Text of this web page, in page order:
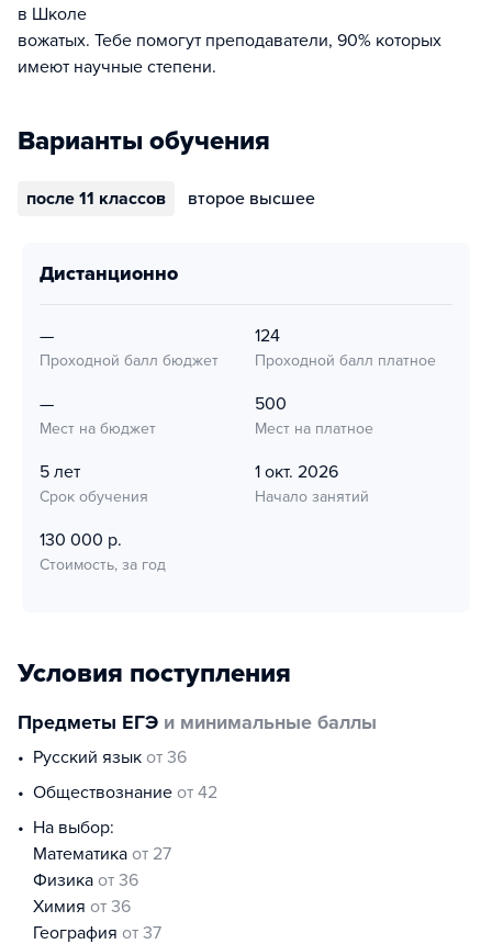
в Школе
вожатых. Тебе помогут преподаватели, 90% которых
имеют научные степени.
Варианты обучения
после 11 классов второе высшее
дистанционно
—
Проходной балл бюджет
124
Проходной балл платное
—
Мест на бюджет
500
Мест на платное
5 лет
Срок обучения
1 окт. 2026
Начало занятий
130 000 р.
Стоимость, за год
Условия поступления
Предметы ЕГЭ и минимальные баллы
русский язык от 36
обществознание от 42
На выбор:
математика от 27
физика от 36
химия от 36
география от 37